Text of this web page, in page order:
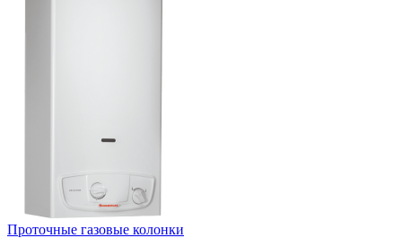
Проточные газовые колонки